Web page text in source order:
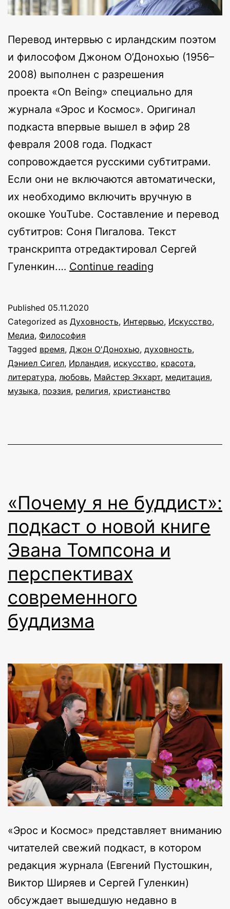
Перевод интервью c ирландским поэтом
и философом Джоном О’Донохью (1956–
2008) выполнен с разрешения
проекта «On Being» специально для
журнала «Эрос и Космос». Оригинал
подкаста впервые вышел в эфир 28
февраля 2008 года. Подкаст
сопровождается русскими субтитрами.
Если они не включаются автоматически,
их необходимо включить вручную в
окошке YouTube. Составление и перевод
субтитров: Соня Пигалова. Текст
транскрипта отредактировал Сергей
Гуленкин.… Continue reading
интервью
Джоном
О’Донохью
Published 05.11.2020
Categorized as Духовность, Интервью, Искусство,
Медиа, Философия
Tagged время, Джон О'Донохью, духовность,
Дэниел Сигел, Ирландия, искусство, красота,
литература, любовь, Майстер Экхарт, медитация,
музыка, поэзия, религия, христианство
«Почему я не буддист»:
подкаст о новой книге
Эвана Томпсона и
перспективах
современного
буддизма
«Эрос и Космос» представляет вниманию
читателей свежий подкаст, в котором
редакция журнала (Евгений Пустошкин,
Виктор Ширяев и Сергей Гуленкин)
обсуждает вышедшую недавно в